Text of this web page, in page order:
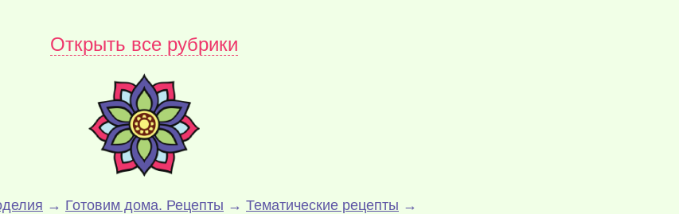
Открыть все рубрики
→ Готовим дома. Рецепты → Тематические рецепты →